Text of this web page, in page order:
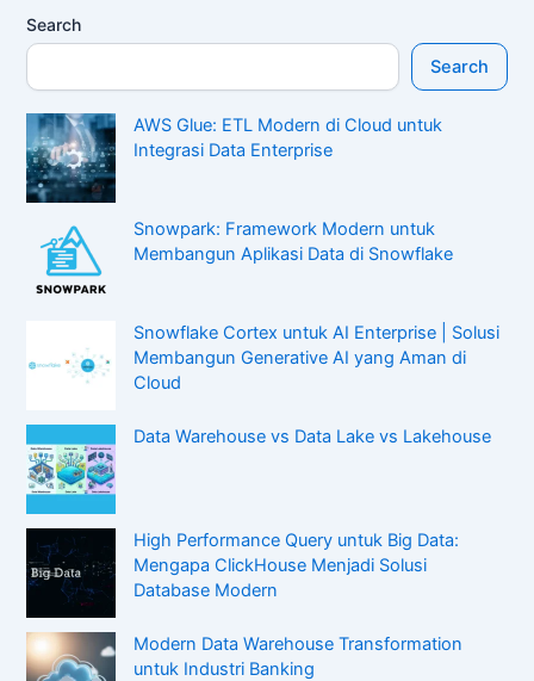
Search
Search
AWS Glue: ETL Modern di Cloud untuk
Integrasi Data Enterprise
Snowpark: Framework Modern untuk
Membangun Aplikasi Data di Snowflake
Snowflake Cortex untuk AI Enterprise | Solusi
Membangun Generative AI yang Aman di
Cloud
Data Warehouse vs Data Lake vs Lakehouse
High Performance Query untuk Big Data:
Mengapa ClickHouse Menjadi Solusi
Database Modern
Modern Data Warehouse Transformation
untuk Industri Banking